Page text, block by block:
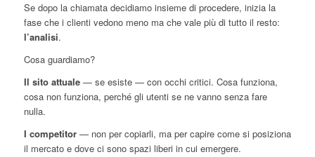
Se dopo la chiamata decidiamo insieme di procedere, inizia la
fase che i clienti vedono meno ma che vale più di tutto il resto:
l’analisi.
Cosa guardiamo?
Il sito attuale— se esiste — con occhi critici. Cosa funziona,
cosa non funziona, perché gli utenti se ne vanno senza fare
nulla.
I competitor— non per copiarli, ma per capire come si posiziona
il mercato e dove ci sono spazi liberi in cui emergere.